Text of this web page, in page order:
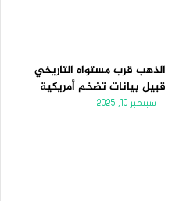
الذهب قرب مستواه التاريخي
قبيل بيانات تضخم أمريكية
سبتمبر 10, 2025